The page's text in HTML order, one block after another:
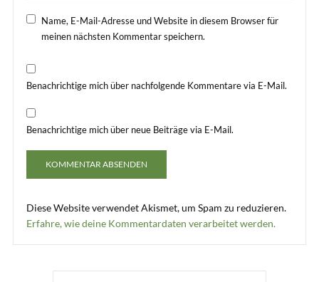
Name, E-Mail-Adresse und Website in diesem Browser für
meinen nächsten Kommentar speichern.
Benachrichtige mich über nachfolgende Kommentare via E-Mail.
Benachrichtige mich über neue Beiträge via E-Mail.
Diese Website verwendet Akismet, um Spam zu reduzieren.
Erfahre, wie deine Kommentardaten verarbeitet werden.